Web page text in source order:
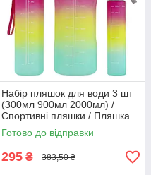
Набір пляшок для води 3 шт
(300мл 900мл 2000мл) /
Спортивні пляшки / Пляшка
для води Magenta (9045)
Готово до відправки
295 ₴ 383,50 ₴